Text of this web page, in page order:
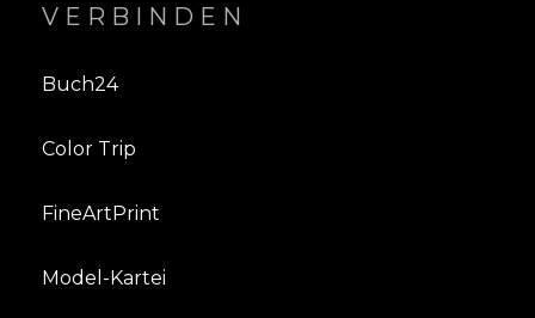
VERBINDEN
Buch24
Color Trip
FineArtPrint
Model-Kartei